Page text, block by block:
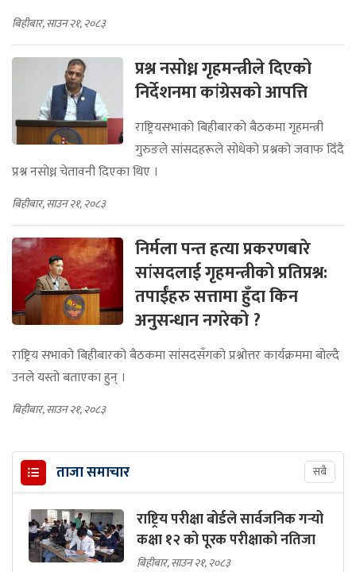
बिहीबार, साउन २१, २०८३
प्रश्न नसोध्न गृहमन्त्रीले दिएको
निर्देशनमा कांग्रेसको आपत्ति
राष्ट्रियसभाको बिहीबारको बैठकमा गृहमन्त्री
गुरुङले सांसदहरूले सोधेको प्रश्नको जवाफ दिँदै
प्रश्न नसोध्न चेतावनी दिएका थिए ।
बिहीबार, साउन २१, २०८३
निर्मला पन्त हत्या प्रकरणबारे
सांसदलाई गृहमन्त्रीको प्रतिप्रश्न:
तपाईंहरु सत्तामा हुँदा किन
अनुसन्धान नगरेको ?
राष्ट्रिय सभाको बिहीबारको बैठकमा सांसदसँगको प्रश्नोत्तर कार्यक्रममा बोल्दै
उनले यस्तो बताएका हुन् ।
बिहीबार, साउन २१, २०८३
ताजा समाचार सबै
राष्ट्रिय परीक्षा बोर्डले सार्वजनिक गर्‍यो
कक्षा १२ को पूरक परीक्षाको नतिजा
बिहीबार, साउन २१, २०८३